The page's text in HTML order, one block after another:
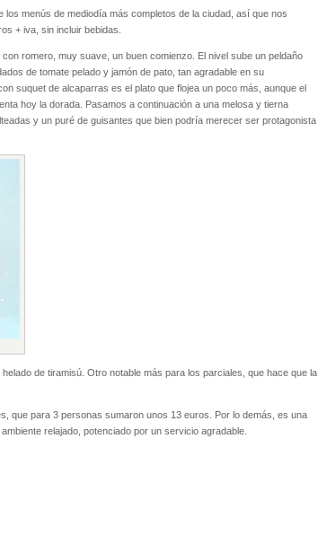
los menús de mediodía más completos de la ciudad, así que nos
+ iva, sin incluir bebidas.
romero, muy suave, un buen comienzo. El nivel sube un peldaño
de tomate pelado y jamón de pato, tan agradable en su
suquet de alcaparras es el plato que flojea un poco más, aunque el
hoy la dorada. Pasamos a continuación a una melosa y tierna
y un puré de guisantes que bien podría merecer ser protagonista
de tiramisú. Otro notable más para los parciales, que hace que la
que para 3 personas sumaron unos 13 euros. Por lo demás, es una
relajado, potenciado por un servicio agradable.